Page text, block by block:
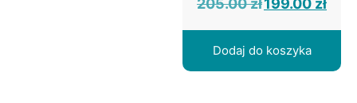
205.00złcena
205.00 zł.
199.00 złcena
199.00
Dodaj do koszyka